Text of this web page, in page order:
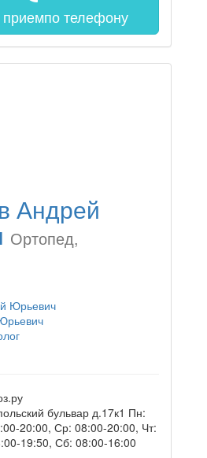
приемпо телефону
Андрей
Ортопед,
бульвар д.17к1 Пн:
20:00, Ср: 08:00-20:00, Чт:
19:50, Сб: 08:00-16:00